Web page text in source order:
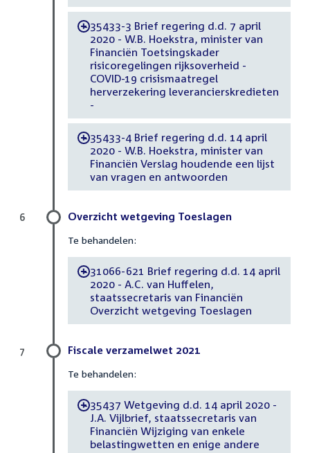
-35433-3 Brief regering d.d. 7 april
2020 - W.B. Hoekstra, minister van
Financiën Toetsingskader
risicoregelingen rijksoverheid -
COVID-19 crisismaatregel
herverzekering leverancierskredieten
-
-35433-4 Brief regering d.d. 14 april
2020 - W.B. Hoekstra, minister van
Financiën Verslag houdende een lijst
van vragen en antwoorden
Overzicht wetgeving Toeslagen
Te behandelen:
-31066-621 Brief regering d.d. 14 april
2020 - A.C. van Huffelen,
staatssecretaris van Financiën
Overzicht wetgeving Toeslagen
6
Fiscale verzamelwet 2021
Te behandelen:
-35437 Wetgeving d.d. 14 april 2020 -
J.A. Vijlbrief, staatssecretaris van
Financiën Wijziging van enkele
belastingwetten en enige andere
7